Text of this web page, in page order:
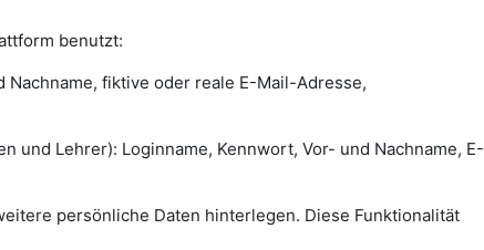
benutzt:
fiktive oder reale E-Mail-Adresse,
Lehrer): Loginname, Kennwort, Vor- und Nachname, E-
persönliche Daten hinterlegen. Diese Funktionalität